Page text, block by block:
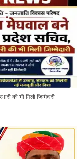
की भी मिली जिम्मेदारी